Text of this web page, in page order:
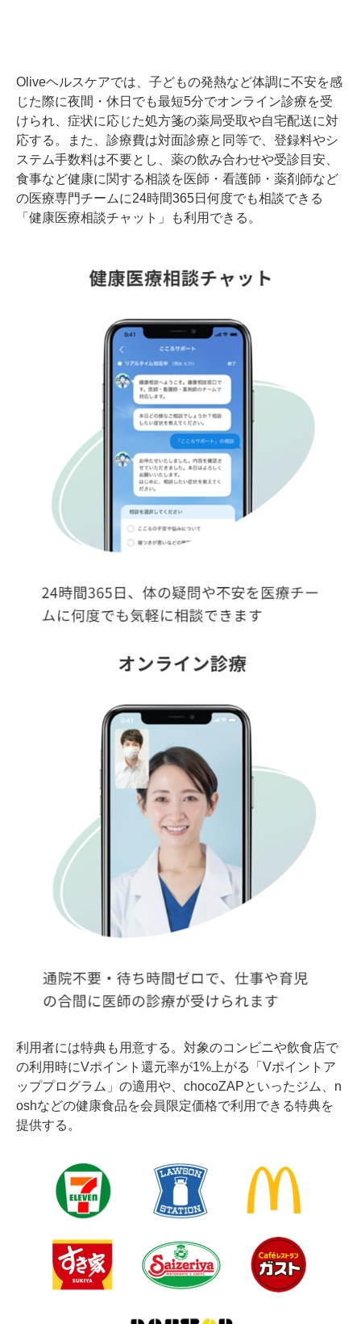
Oliveヘルスケアでは、子どもの発熱など体調に不安を感
じた際に夜間・休日でも最短5分でオンライン診療を受
けられ、症状に応じた処方箋の薬局受取や自宅配送に対
応する。また、診療費は対面診療と同等で、登録料やシ
ステム手数料は不要とし、薬の飲み合わせや受診目安、
食事など健康に関する相談を医師・看護師・薬剤師など
の医療専門チームに24時間365日何度でも相談できる
「健康医療相談チャット」も利用できる。
利用者には特典も用意する。対象のコンビニや飲食店で
の利用時にVポイント還元率が1%上がる「Vポイントア
ッププログラム」の適用や、chocoZAPといったジム、n
oshなどの健康食品を会員限定価格で利用できる特典を
提供する。